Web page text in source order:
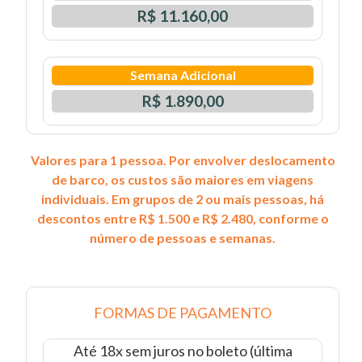
R$ 11.160,00
Semana Adicional
R$ 1.890,00
Valores para 1 pessoa. Por envolver deslocamento
de barco, os custos são maiores em viagens
individuais. Em grupos de 2 ou mais pessoas, há
descontos entre R$ 1.500 e R$ 2.480, conforme o
número de pessoas e semanas.
FORMAS DE PAGAMENTO
Até 18x sem juros no boleto (última